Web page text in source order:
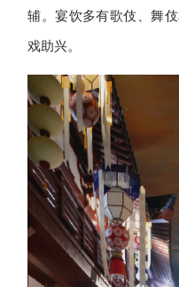
辅。宴饮多有歌伎、舞
戏助兴。